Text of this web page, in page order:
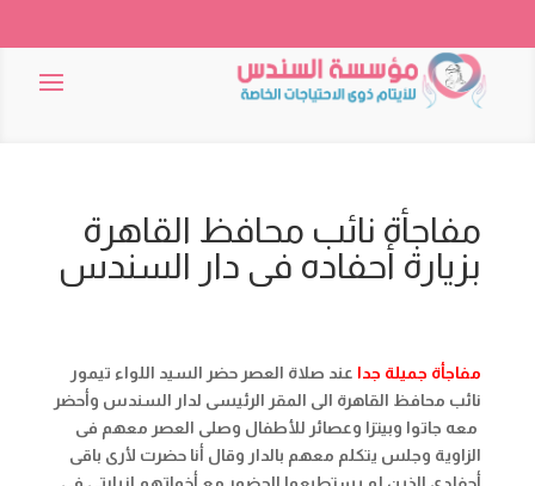
مفاجأة نائب محافظ القاهرة
بزيارة أحفاده فى دار السندس
مفاجأة جميلة جدا عند صلاة العصر حضر السيد اللواء تيمور
نائب محافظ القاهرة الى المقر الرئيسى لدار السندس وأحضر
معه جاتوا وبيتزا وعصائر للأطفال وصلى العصر معهم فى
الزاوية وجلس يتكلم معهم بالدار وقال أنا حضرت لأرى باقى